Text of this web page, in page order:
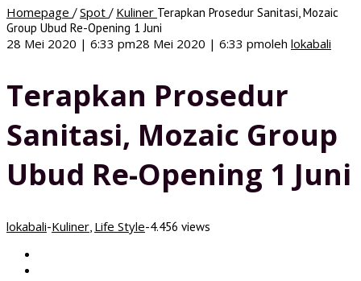
Homepage / Spot / Kuliner Terapkan Prosedur Sanitasi, Mozaic
Group Ubud Re-Opening 1 Juni
28 Mei 2020 | 6:33 pm28 Mei 2020 | 6:33 pmoleh lokabali
Terapkan Prosedur
Sanitasi, Mozaic Group
Ubud Re-Opening 1 Juni
lokabali-Kuliner Life Style-4.456 views